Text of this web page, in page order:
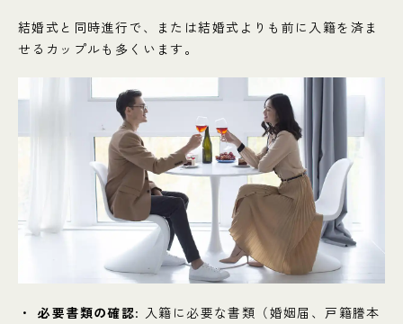
結婚式と同時進行で、または結婚式よりも前に入籍を済ま
せるカップルも多くいます。
必要書類の確認: 入籍に必要な書類（婚姻届、戸籍謄本